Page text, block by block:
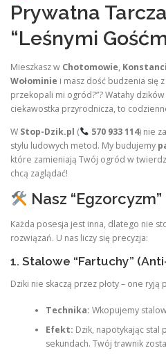
KONTAKT
Prywatna
“Leśnymi
Mieszkasz w Chotomowie,
Wołominie i masz dość budzenia się
przekopali mi ogród?”? Watahy
ciekawostka przyrodnicza, to
W Stop-Dzik.pl ( 570 933 114) nie
stylu ludowych metod. My budujemy
które zamieniają Twój ogród w
chcą zaglądać!
Nasz
Każda posesja jest inna, dlatego nie
rozwiązań. U nas liczy się precyzja:
1. Stalowe “Fartuchy”
Dziki nie skaczą przez płoty – one ryją
Technika: Wkopujemy
Efekt: Dzik, napotykając stal
sekundach. Twój trawnik